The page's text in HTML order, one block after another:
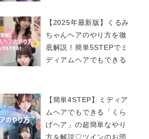
【2025年最新版】くるみ
ちゃんヘアのやり方を徹
底解説！簡単5STEPでミ
ディアムヘアでもできる
【簡単4STEP】ミディア
ムヘアでもできる「くら
げヘア」の超簡単なやり
方を解説♡ツインのお団